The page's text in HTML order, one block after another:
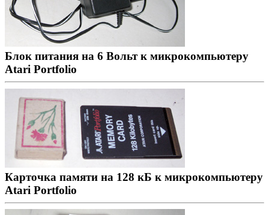
Блок питания на 6 Вольт к микрокомпьютеру
Atari Portfolio
Карточка памяти на 128 кБ к микрокомпьютеру
Atari Portfolio